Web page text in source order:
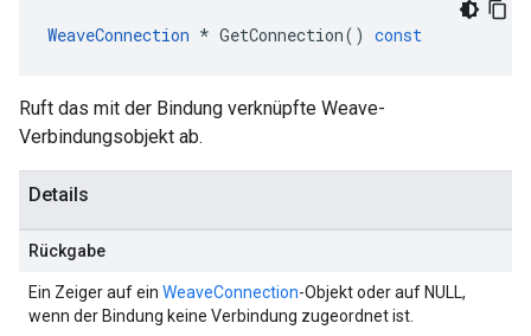
WeaveConnection * GetConnection() const
Ruft das mit der Bindung verknüpfte Weave-
Verbindungsobjekt ab.
Details
Rückgabe
Ein Zeiger auf ein WeaveConnection-Objekt oder auf NULL,
wenn der Bindung keine Verbindung zugeordnet ist.